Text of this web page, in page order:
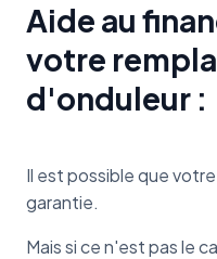
Aide au
votre
d'onduleur :
Il est possible que
garantie.
Mais si ce n'est pas le